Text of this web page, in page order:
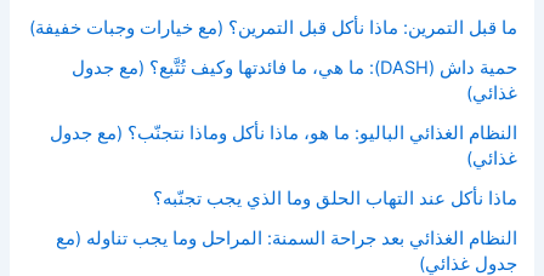
ما قبل التمرين: ماذا نأكل قبل التمرين؟ (مع خيارات وجبات خفيفة)
حمية داش (DASH): ما هي، ما فائدتها وكيف تُتَّبع؟ (مع جدول
غذائي)
النظام الغذائي الباليو: ما هو، ماذا نأكل وماذا نتجنّب؟ (مع جدول
غذائي)
ماذا نأكل عند التهاب الحلق وما الذي يجب تجنّبه؟
النظام الغذائي بعد جراحة السمنة: المراحل وما يجب تناوله (مع
جدول غذائي)